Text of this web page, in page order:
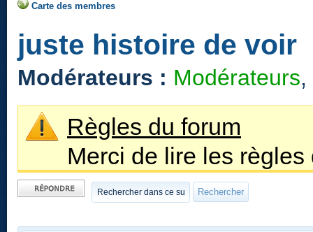
Carte des membres
juste histoire de voir
Modérateurs : Modérateurs,
Règles du forum
Merci de lire les règles
Publier une
réponse